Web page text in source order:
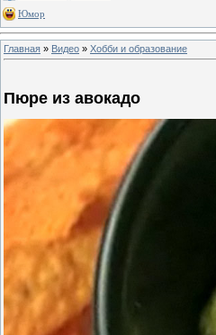
Юмор
Главная » Видео » Хобби и образование
Пюре из авокадо